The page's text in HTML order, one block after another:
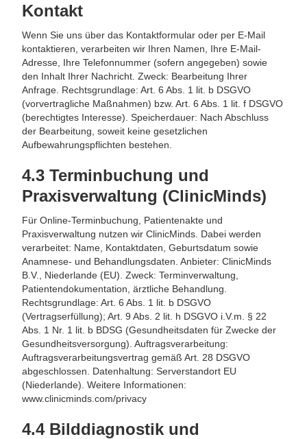
Kontakt
Wenn Sie uns über das Kontaktformular oder per E-Mail
kontaktieren, verarbeiten wir Ihren Namen, Ihre E-Mail-
Adresse, Ihre Telefonnummer (sofern angegeben) sowie
den Inhalt Ihrer Nachricht. Zweck: Bearbeitung Ihrer
Anfrage. Rechtsgrundlage: Art. 6 Abs. 1 lit. b DSGVO
(vorvertragliche Maßnahmen) bzw. Art. 6 Abs. 1 lit. f DSGVO
(berechtigtes Interesse). Speicherdauer: Nach Abschluss
der Bearbeitung, soweit keine gesetzlichen
Aufbewahrungspflichten bestehen.
4.3 Terminbuchung und
Praxisverwaltung (ClinicMinds)
Für Online-Terminbuchung, Patientenakte und
Praxisverwaltung nutzen wir ClinicMinds. Dabei werden
verarbeitet: Name, Kontaktdaten, Geburtsdatum sowie
Anamnese- und Behandlungsdaten. Anbieter: ClinicMinds
B.V., Niederlande (EU). Zweck: Terminverwaltung,
Patientendokumentation, ärztliche Behandlung.
Rechtsgrundlage: Art. 6 Abs. 1 lit. b DSGVO
(Vertragserfüllung); Art. 9 Abs. 2 lit. h DSGVO i.V.m. § 22
Abs. 1 Nr. 1 lit. b BDSG (Gesundheitsdaten für Zwecke der
Gesundheitsversorgung). Auftragsverarbeitung:
Auftragsverarbeitungsvertrag gemäß Art. 28 DSGVO
abgeschlossen. Datenhaltung: Serverstandort EU
(Niederlande). Weitere Informationen:
www.clinicminds.com/privacy
4.4 Bilddiagnostik und